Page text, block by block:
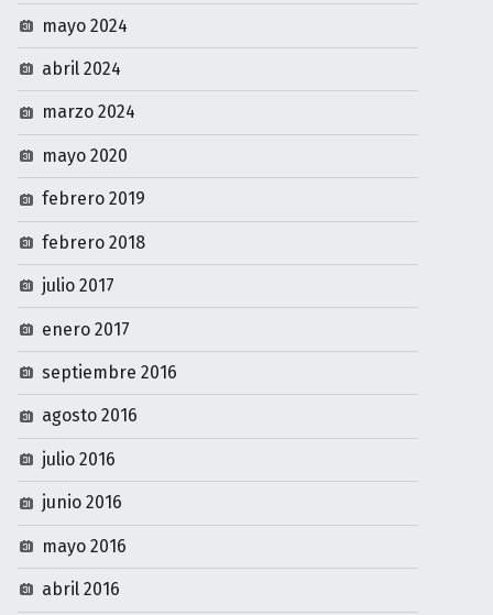
mayo 2024
abril 2024
marzo 2024
mayo 2020
febrero 2019
febrero 2018
julio 2017
enero 2017
septiembre 2016
agosto 2016
julio 2016
junio 2016
mayo 2016
abril 2016